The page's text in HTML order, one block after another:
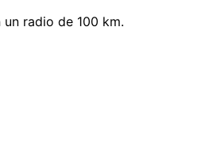
radio de 100 km.